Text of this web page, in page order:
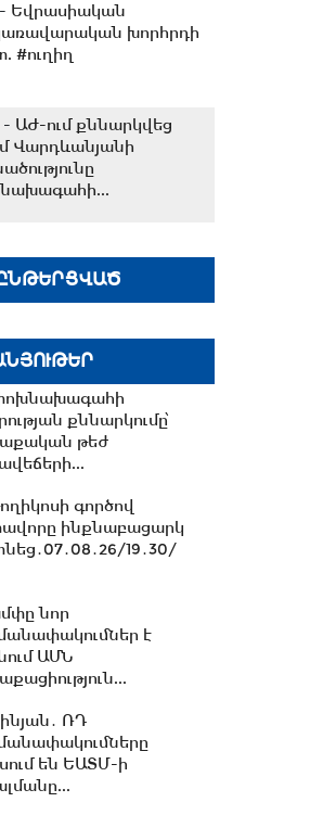
Եվրասիական
խորհրդի
#ուղիղ
- ԱԺ-ում քննարկվեց
Վարդևանյանի
է Արցախի
բողոքը․06․08․
-Ուժեղ Հայաստան vs
մուլտուրը
-Երկաթուղու
այդ գումարով...
դուրս բերված
Ռուբեն Ռուբինյանն ու
Մատվիենկոն
են
քննարկումը՝
թեժ
գործով
ինքնաբացարկ
19․30/
նոր
է
ԱՄՆ
ՌԴ
են ԵԱՏՄ-ի